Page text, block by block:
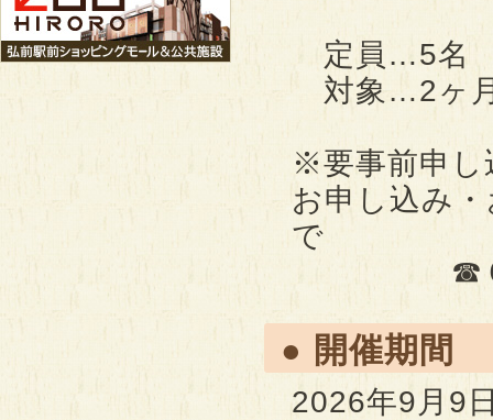
定員…5名
対象…2ヶ月
※要事前申し
お申し込み
で
☎０１７
● 開催期間
2026年9月9